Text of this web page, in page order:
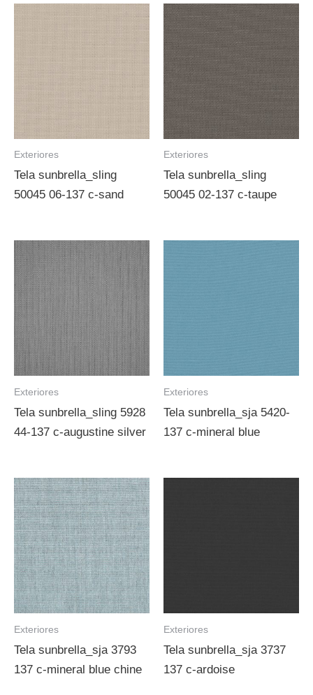
Exteriores
Tela sunbrella_sling
50045 06-137 c-sand
Exteriores
Tela sunbrella_sling
50045 02-137 c-taupe
Exteriores
Tela sunbrella_sling 5928
44-137 c-augustine silver
Exteriores
Tela sunbrella_sja 5420-
137 c-mineral blue
Exteriores
Tela sunbrella_sja 3793
137 c-mineral blue chine
Exteriores
Tela sunbrella_sja 3737
137 c-ardoise